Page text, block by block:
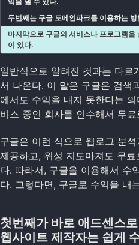
두번째는 구글 도메인파크를 이용하는
마지막으로 구글의 서비스나 프로그램
이 있다.
일반적으로 알려진 것과는 다르
서 나온다. 이 말은 구글은 검색
에서도 수익을 내지 못한다는
비스 중인 회사를 인수해서 무
구글은 이런 식으로 웹로그 분
제공하고, 위성 지도마져도 무
다. 따라서, 구글을 이용해서 수
다. 그렇다면, 구글로 수익을 내
첫번째가 바로 애드센스
웹사이트 제작자는 쉽게